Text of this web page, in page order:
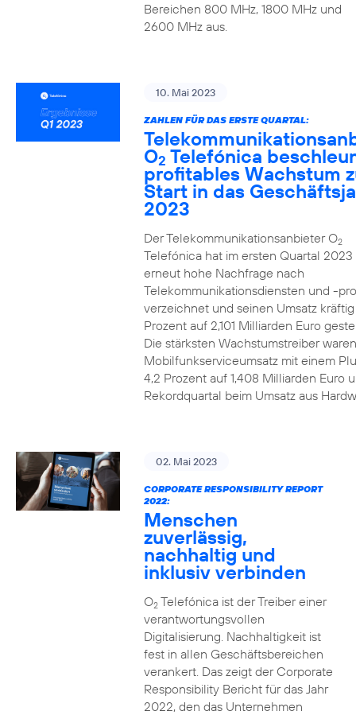
Bereichen 800 MHz, 1800 MHz und
2600 MHz aus.
10. Mai 2023
ZAHLEN FÜR DAS ERSTE QUARTAL:
O2 Telefónica
profitables Wachstum
Start in das
2023
Der Telekommunikationsanbieter O2
Telefónica hat im ersten Quartal 2023
erneut hohe Nachfrage nach
Telekommunikationsdiensten und -
verzeichnet und seinen Umsatz
Prozent auf 2,101 Milliarden Euro
Die stärksten Wachstumstreiber
Mobilfunkserviceumsatz mit einem
4,2 Prozent auf 1,408 Milliarden Euro
Rekordquartal beim Umsatz aus
02. Mai 2023
CORPORATE RESPONSIBILITY REPORT
2022:
Menschen
zuverlässig,
nachhaltig und
inklusiv verbinden
O2Telefónica ist der Treiber einer
verantwortungsvollen
Digitalisierung. Nachhaltigkeit ist
fest in allen Geschäftsbereichen
verankert. Das zeigt der Corporate
Responsibility Bericht für das Jahr
2022, den das Unternehmen